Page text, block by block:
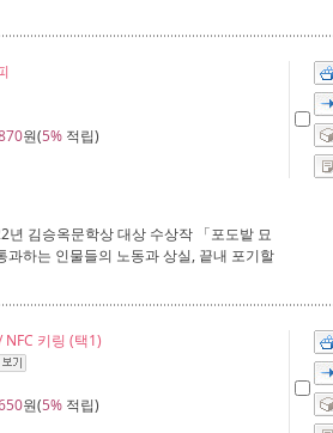
원(5% 적립)
김승옥문학상 대상 수상작 「포도밭 묘
하는 인물들의 노동과 상실, 끝내 포기할
키링 (택1)
원(5% 적립)